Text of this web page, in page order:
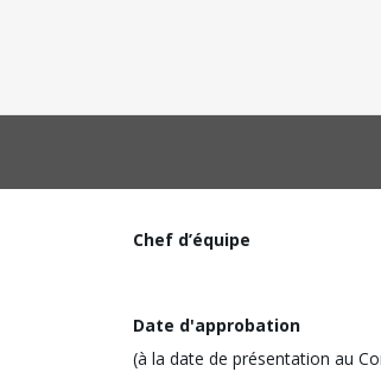
Chef d’équipe
Date d'approbation
(à la date de présentation au